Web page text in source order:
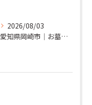
2026/08/03
愛知県岡崎市｜お墓の追加彫り施工例 ｜彫刻本舗